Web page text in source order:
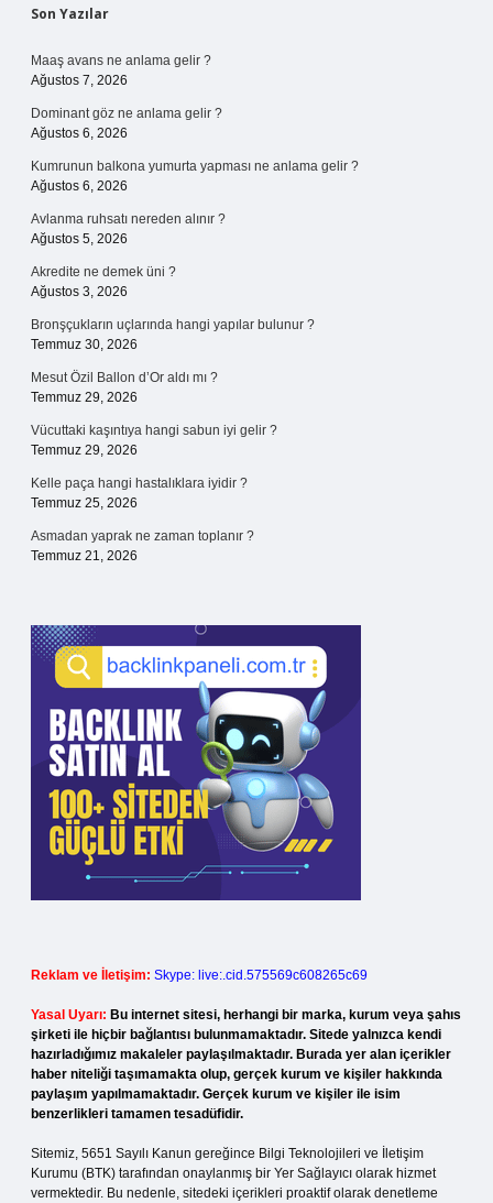
Sidebar
Son Yazılar
Maaş avans ne anlama gelir ?
Ağustos 7, 2026
Dominant göz ne anlama gelir ?
Ağustos 6, 2026
Kumrunun balkona yumurta yapması ne anlama gelir ?
Ağustos 6, 2026
Avlanma ruhsatı nereden alınır ?
Ağustos 5, 2026
Akredite ne demek üni ?
Ağustos 3, 2026
Bronşçukların uçlarında hangi yapılar bulunur ?
Temmuz 30, 2026
Mesut Özil Ballon d’Or aldı mı ?
Temmuz 29, 2026
Vücuttaki kaşıntıya hangi sabun iyi gelir ?
Temmuz 29, 2026
Kelle paça hangi hastalıklara iyidir ?
Temmuz 25, 2026
Asmadan yaprak ne zaman toplanır ?
Temmuz 21, 2026
Reklam ve İletişim: Skype: live:.cid.575569c608265c69
Yasal Uyarı: Bu internet sitesi, herhangi bir marka, kurum veya şahıs
şirketi ile hiçbir bağlantısı bulunmamaktadır. Sitede yalnızca kendi
hazırladığımız makaleler paylaşılmaktadır. Burada yer alan içerikler
haber niteliği taşımamakta olup, gerçek kurum ve kişiler hakkında
paylaşım yapılmamaktadır. Gerçek kurum ve kişiler ile isim
benzerlikleri tamamen tesadüfidir.
Sitemiz, 5651 Sayılı Kanun gereğince Bilgi Teknolojileri ve İletişim
Kurumu (BTK) tarafından onaylanmış bir Yer Sağlayıcı olarak hizmet
vermektedir. Bu nedenle, sitedeki içerikleri proaktif olarak denetleme